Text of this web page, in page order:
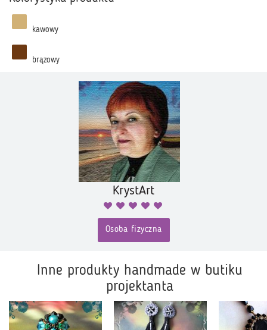
kawowy
brązowy
KrystArt
Osoba fizyczna
Inne produkty handmade w butiku
projektanta